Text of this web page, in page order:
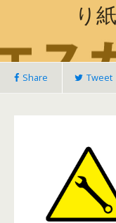
り
Share Tweet